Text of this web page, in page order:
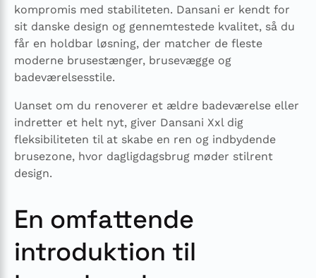
kompromis med stabiliteten. Dansani er kendt for
sit danske design og gennemtestede kvalitet, så du
får en holdbar løsning, der matcher de fleste
moderne brusestænger, brusevægge og
badeværelsesstile.
Uanset om du renoverer et ældre badeværelse eller
indretter et helt nyt, giver Dansani Xxl dig
fleksibiliteten til at skabe en ren og indbydende
brusezone, hvor dagligdagsbrug møder stilrent
design.
En omfattende
introduktion til